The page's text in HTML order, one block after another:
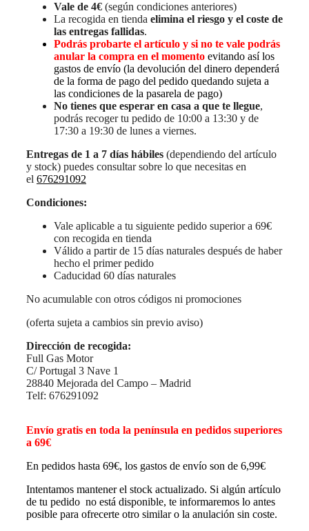
Vale de 4€ (según condiciones anteriores)
La recogida en tienda elimina el riesgo y el coste de
las entregas fallidas.
Podrás probarte el artículo y si no te vale podrás
anular la compra en el momento evitando así los
gastos de envío (la devolución del dinero dependerá
de la forma de pago del pedido quedando sujeta a
las condiciones de la pasarela de pago)
No tienes que esperar en casa a que te llegue,
podrás recoger tu pedido de 10:00 a 13:30 y de
17:30 a 19:30 de lunes a viernes.
Entregas de 1 a 7 días hábiles (dependiendo del artículo
y stock) puedes consultar sobre lo que necesitas en
el 676291092
Condiciones:
Vale aplicable a tu siguiente pedido superior a 69€
con recogida en tienda
Válido a partir de 15 días naturales después de haber
hecho el primer pedido
Caducidad 60 días naturales
No acumulable con otros códigos ni promociones
(oferta sujeta a cambios sin previo aviso)
Dirección de recogida:
Full Gas Motor
C/ Portugal 3 Nave 1
28840 Mejorada del Campo – Madrid
Telf: 676291092
Envío gratis en toda la península en pedidos superiores
a 69€
En pedidos hasta 69€, los gastos de envío son de 6,99€
Intentamos mantener el stock actualizado. Si algún artículo
de tu pedido no está disponible, te informaremos lo antes
posible para ofrecerte otro similar o la anulación sin coste.